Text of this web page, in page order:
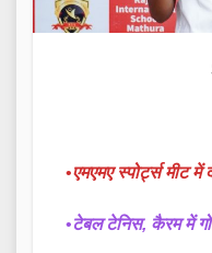
•एमएमए स्पोर्ट्स मीट
•टेबल टेनिस, कैरम में